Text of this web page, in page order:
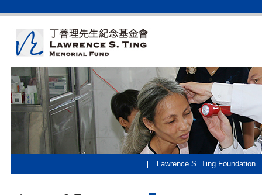
Lawrence S. Ting Foundation